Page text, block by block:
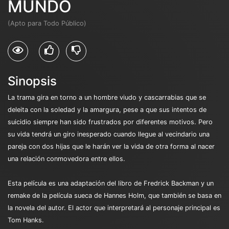
MUNDO
(Apto para Todo Público)
Sinopsis
La trama gira en torno a un hombre viudo y cascarrabias que se
deleita con la soledad y la amargura, pese a que sus intentos de
suicidio siempre han sido frustrados por diferentes motivos. Pero
su vida tendrá un giro inesperado cuando llegue al vecindario una
pareja con dos hijas que le harán ver la vida de otra forma al nacer
una relación conmovedora entre ellos.
Esta película es una adaptación del libro de Fredrick Backman y un
remake de la película sueca de Hannes Holm, que también se basa en
la novela del autor. El actor que interpretará al personaje principal es
Tom Hanks.